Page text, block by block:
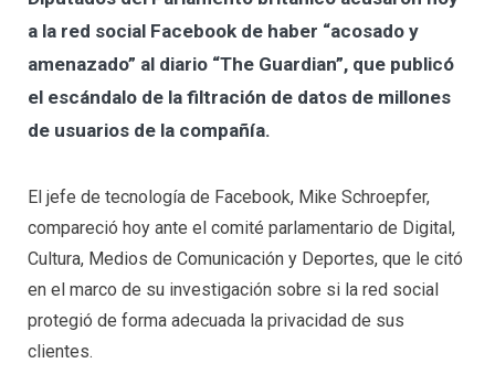
a la red social Facebook de haber “acosado y
amenazado” al diario “The Guardian”, que publicó
el escándalo de la filtración de datos de millones
de usuarios de la compañía.
El jefe de tecnología de Facebook, Mike Schroepfer,
compareció hoy ante el comité parlamentario de Digital,
Cultura, Medios de Comunicación y Deportes, que le citó
en el marco de su investigación sobre si la red social
protegió de forma adecuada la privacidad de sus
clientes.